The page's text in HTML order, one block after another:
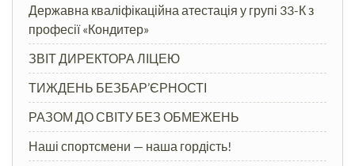
Державна кваліфікаційна атестація у групі 33-К з
професії «Кондитер»
ЗВІТ ДИРЕКТОРА ЛІЦЕЮ
ТИЖДЕНЬ БЕЗБАР’ЄРНОСТІ
РАЗОМ ДО СВІТУ БЕЗ ОБМЕЖЕНЬ
Наші спортсмени — наша гордість!